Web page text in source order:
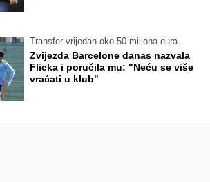
Transfer vrijedan oko 50 miliona eura
Zvijezda Barcelone danas nazvala
Flicka i poručila mu: "Neću se više
vraćati u klub"